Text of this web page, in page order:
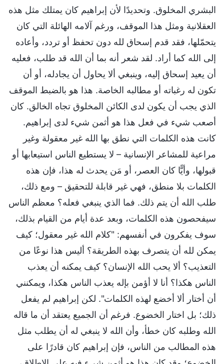
البشري المخلوق. وتحديدًا لأن إبراهيم كان يمتلك مثل هذه
العقلانية ومثل هذا الموقف، ورغم آلامه الهائلة التي كان
يتحمّلها، فقد قدم إسحاق لله دون تحفظ أو تردد، وأعاده
إلى الله كما أراد. لقد شعر أنه بما أن الله قد طلب، فعليه
أن يعيد إسحاق إليه، وينبغي ألا يحاول أن يجادله، أو أن
تكون له رغباته أو مطالبه الخاصة. هذا هو بالضبط الموقف
الذي يجب أن يكون لدى الكائن المخلوق تجاه الخالق. كان
أصعب شيء في فعل هذا هو أثمن شيء لدى إبراهيم.
كانت هذه الكلمات التي نطق بها الله غير معقولة وغير
مراعية للمشاعر الإنسانية – لا يستطيع الناس استيعابها أو
قبولها، وأيًّا كان العصر، أو مَن يحدث له هذا، فإن هذه
الكلمات بلا منطق، فهي غير قابلة للتحقيق – ومع ذلك،
طلب الله أن يتم ذلك. فما الذي ينبغي فعله؟ معظم الناس
سيفحصون هذه الكلمات، وبعد عدة أيام من القيام بذلك،
سوف يفكرون في أنفسهم: "كلام الله غير معقول؛ كيف
يمكن لله أن يتصرف بهذه الطريقة؟ أليس هذا نوعًا من
التعذيب؟ ألا يحب الله الإنسان؟ كيف يمكنه أن يعذب
الناس هكذا؟ أنا لا أؤمن بإله يعذب الناس هكذا، ويمكنني
أن أختار ألا أخضع لهذه الكلمات". لكن إبراهيم لم يفعل
ذلك؛ بل اختار الخضوع. فرغم أن الجميع يعتقد أن ما قاله
الله وطلبه كان خطأ، وأن الله لا ينبغي له أن يطلب مثل
هذه المطالب من الناس، فإن إبراهيم كان قادرًا على